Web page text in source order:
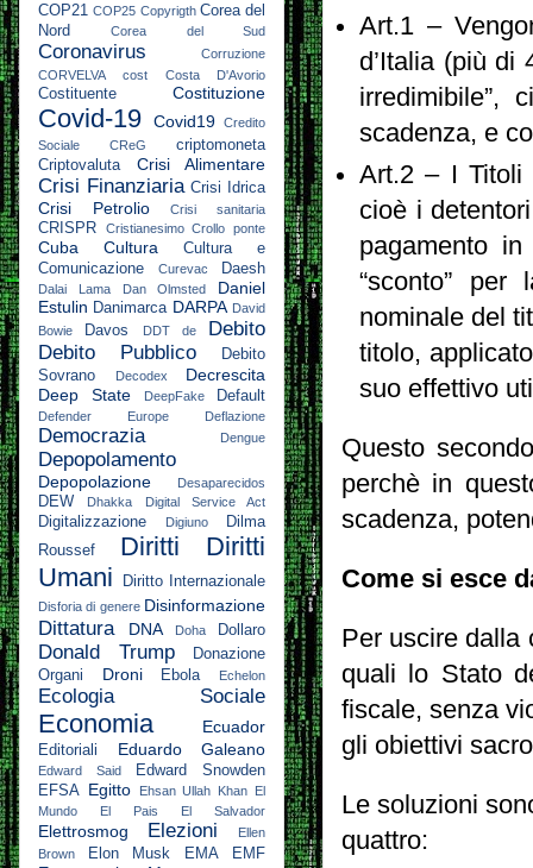
Art.1 –
d’Italia (più di
irredimibile”,
scadenza, e
Art.2 – I Titoli
cioè i
pagamento
“sconto”
nominale del
titolo,
suo effettivo
Questo
perchè in
scadenza,
Come si esce
Per uscire dalla
quali lo Stato
fiscale, senza
gli obiettivi
Le soluzioni
quattro:
COP21 COP25 Copyrigth Corea del
Nord
Corea del Sud
Coronavirus
Corruzione
CORVELVA
cost Costa D'Avorio
Costituente Costituzione
Covid-19 Covid19
Credito
Sociale
CReG
criptomoneta
Criptovaluta
Crisi Alimentare
Crisi Finanziaria Crisi Idrica
Crisi Petrolio Crisi sanitaria
CRISPR Cristianesimo Crollo ponte
Cuba Cultura
Cultura e
Comunicazione
Curevac Daesh
Dalai Lama Dan Olmsted
Daniel
Estulin Danimarca DARPA David
Bowie
Davos DDT de
Debito
Debito Pubblico
Debito
Sovrano
Decodex
Decrescita
Deep State
DeepFake Default
Defender Europe Deflazione
Democrazia Dengue
Depopolamento
Depopolazione Desaparecidos
DEW Dhakka Digital Service Act
Digitalizzazione Digiuno
Dilma
Roussef
Diritti
Diritti
Umani
Diritto Internazionale
Disforia di genere Disinformazione
Dittatura DNA Doha Dollaro
Donald Trump
Donazione
Organi
Droni Ebola Echelon
Ecologia Sociale
Economia Ecuador
Editoriali Eduardo Galeano
Edward Said
Edward Snowden
EFSA Egitto Ehsan Ullah Khan El
Mundo
El Pais El Salvador
Elettrosmog Elezioni
Ellen
Brown
Elon Musk EMA EMF